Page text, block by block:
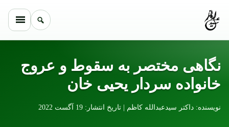
نگاهی مختصر به سقوط و عروج
خانواده سردار یحیی خان
نویسنده: داکتر سیدعبدالله کاظم | تاریخ انتشار: 19 آگست 2022